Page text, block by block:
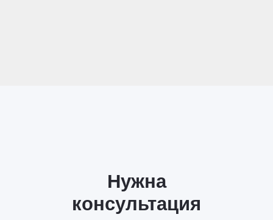
Нужна
консультация